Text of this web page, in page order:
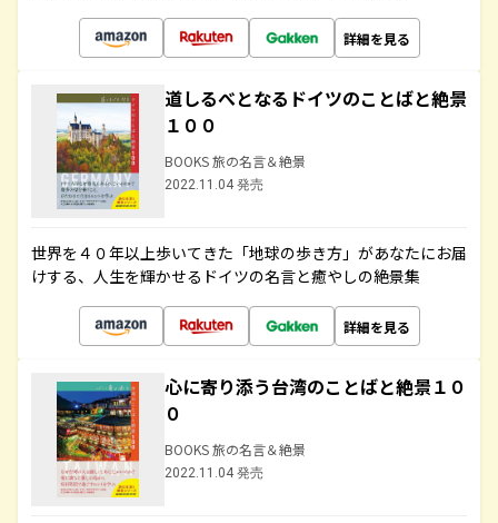
詳細を見る
道しるべとなるドイツのことばと絶景
１００
BOOKS 旅の名言＆絶景
2022.11.04 発売
世界を４０年以上歩いてきた「地球の歩き方」があなたにお届
けする、人生を輝かせるドイツの名言と癒やしの絶景集
詳細を見る
心に寄り添う台湾のことばと絶景１０
０
BOOKS 旅の名言＆絶景
2022.11.04 発売